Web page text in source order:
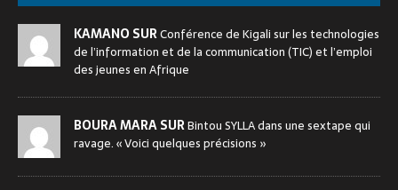
KAMANO SURConférence de Kigali sur les technologies
de l’information et de la communication (TIC) et l’emploi
des jeunes en Afrique
BOURA MARA SURBintou SYLLA dans une sextape qui
ravage. « Voici quelques précisions »